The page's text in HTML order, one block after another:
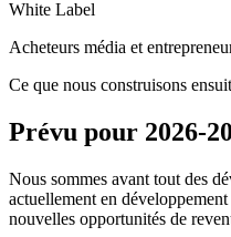
White Label
Acheteurs média et
Ce que nous construisons
Prévu pour 2026-
Nous sommes avant tout des
actuellement en
nouvelles opportunités de